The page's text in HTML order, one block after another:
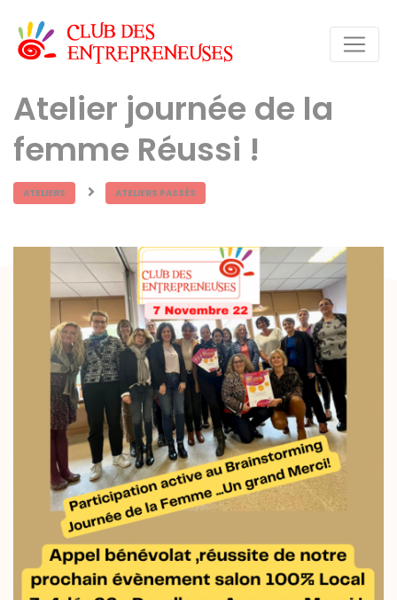
Atelier journée de la
femme Réussi !
ATELIERS ATELIERS PASSÉS